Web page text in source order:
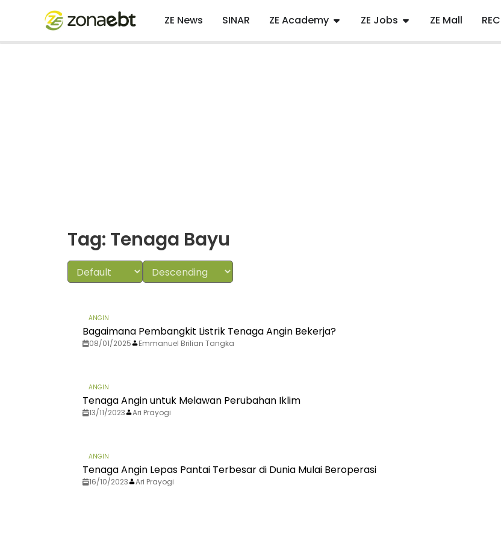
ZE News SINAR ZE Academy ZE Jobs ZE Mall
Tag: Tenaga Bayu
ANGIN
Bagaimana Pembangkit Listrik Tenaga Angin Bekerja?
08/01/2025 Emmanuel Brilian Tangka
ANGIN
Tenaga Angin untuk Melawan Perubahan Iklim
13/11/2023 Ari Prayogi
ANGIN
Tenaga Angin Lepas Pantai Terbesar di Dunia Mulai Beroperasi
16/10/2023 Ari Prayogi